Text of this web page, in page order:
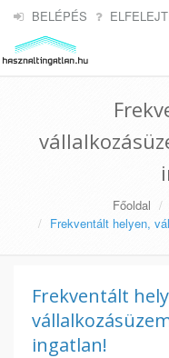
BELÉPÉS
Főoldal
Frekventált helyen,
Frekventált
ingatlan!